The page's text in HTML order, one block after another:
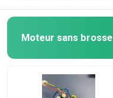
Moteur sans brosse